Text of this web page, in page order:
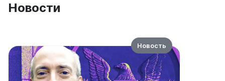
Новости
Новость